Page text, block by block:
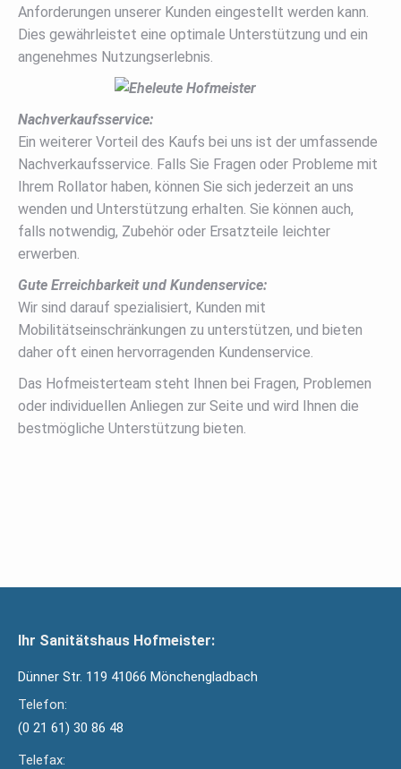
Anforderungen unserer Kunden eingestellt werden kann.
Dies gewährleistet eine optimale Unterstützung und ein
angenehmes Nutzungserlebnis.
Nachverkaufsservice:
Ein weiterer Vorteil des Kaufs bei uns ist der umfassende
Nachverkaufsservice. Falls Sie Fragen oder Probleme mit
Ihrem Rollator haben, können Sie sich jederzeit an uns
wenden und Unterstützung erhalten. Sie können auch,
falls notwendig, Zubehör oder Ersatzteile leichter
erwerben.
Gute Erreichbarkeit und Kundenservice:
Wir sind darauf spezialisiert, Kunden mit
Mobilitätseinschränkungen zu unterstützen, und bieten
daher oft einen hervorragenden Kundenservice.
Das Hofmeisterteam steht Ihnen bei Fragen, Problemen
oder individuellen Anliegen zur Seite und wird Ihnen die
bestmögliche Unterstützung bieten.
Ihr Sanitätshaus Hofmeister:
Dünner Str. 119 41066 Mönchengladbach
Telefon:
(0 21 61) 30 86 48
Telefax: